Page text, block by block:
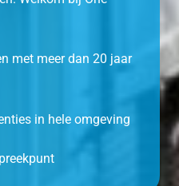
met meer dan 20 jaar
in hele omgeving